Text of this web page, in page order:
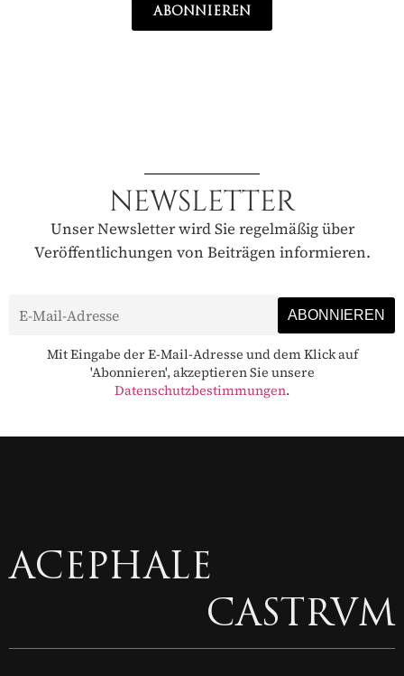
ABONNIEREN
NEWSLETTER
Unser Newsletter wird Sie regelmäßig über
Veröffentlichungen von Beiträgen informieren.
Mit Eingabe der E-Mail-Adresse und dem Klick auf
'Abonnieren', akzeptieren Sie unsere
Datenschutzbestimmungen.
ACEPHALE
CASTRVM